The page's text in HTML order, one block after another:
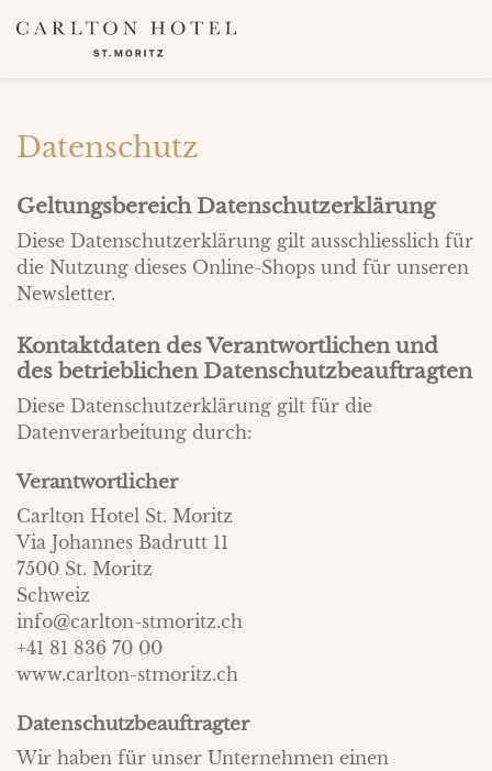
Datenschutz
Geltungsbereich Datenschutzerklärung
Diese Datenschutzerklärung gilt ausschliesslich für
die Nutzung dieses Online-Shops und für unseren
Newsletter.
Kontaktdaten des Verantwortlichen und
des betrieblichen Datenschutzbeauftragten
Diese Datenschutzerklärung gilt für die
Datenverarbeitung durch:
Verantwortlicher
Carlton Hotel St. Moritz
Via Johannes Badrutt 11
7500 St. Moritz
Schweiz
info@carlton-stmoritz.ch
+41 81 836 70 00
www.carlton-stmoritz.ch
Datenschutzbeauftragter
Wir haben für unser Unternehmen einen